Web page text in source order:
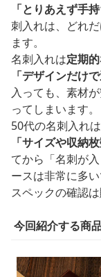
「とりあえず手
刺入れは、どれ
ます。
名刺入れは定期
「デザインだけ
入っても、素材
ってしまいます。
50代の名刺入れは
「サイズや収納
てから「名刺が
ースは非常に多い
スペックの確認
今回紹介する商